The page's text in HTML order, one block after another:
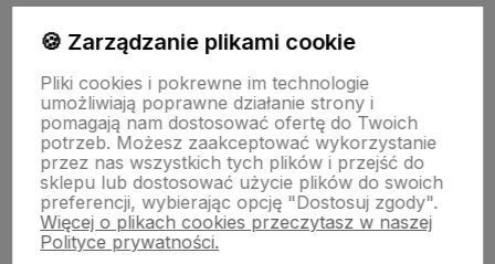
Moje konto
Swiat Edibutik
🍪 Zarządzanie plikami cookie
Pliki cookies i pokrewne im technologie
umożliwiają poprawne działanie strony i
pomagają nam dostosować ofertę do Twoich
potrzeb. Możesz zaakceptować wykorzystanie
przez nas wszystkich tych plików i przejść do
sklepu lub dostosować użycie plików do swoich
preferencji, wybierając opcję "Dostosuj zgody".
Więcej o plikach cookies przeczytasz w naszej
Polityce prywatności.